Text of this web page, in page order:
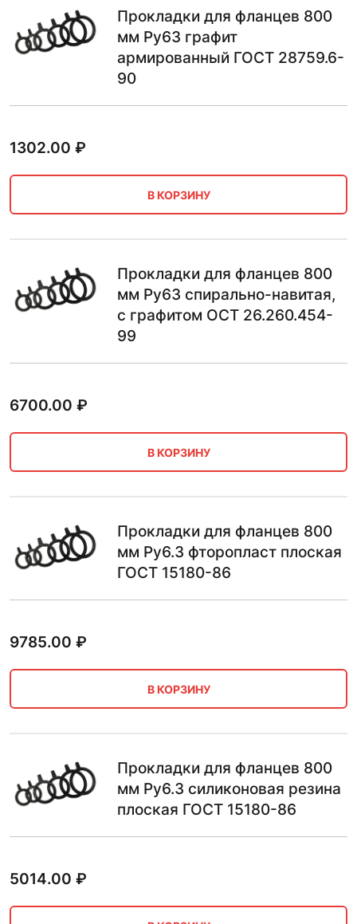
Прокладки для фланцев 800
мм Ру63 графит
армированный ГОСТ 28759.6-
90
1302.00 ₽
В КОРЗИНУ
Прокладки для фланцев 800
мм Ру63 спирально-навитая,
с графитом ОСТ 26.260.454-
99
6700.00 ₽
В КОРЗИНУ
Прокладки для фланцев 800
мм Ру6.3 фторопласт плоская
ГОСТ 15180-86
9785.00 ₽
В КОРЗИНУ
Прокладки для фланцев 800
мм Ру6.3 силиконовая резина
плоская ГОСТ 15180-86
5014.00 ₽